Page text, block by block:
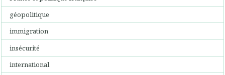
géopolitique
immigration
insécurité
international